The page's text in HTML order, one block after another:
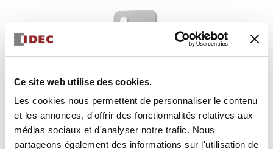
Ce site web utilise des cookies.
Les cookies nous permettent de personnaliser le contenu
et les annonces, d'offrir des fonctionnalités relatives aux
médias sociaux et d'analyser notre trafic. Nous
partageons également des informations sur l'utilisation de